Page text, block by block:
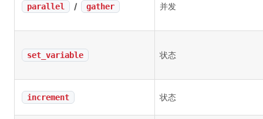
parallel / gather 并发
set_variable 状态
increment 状态